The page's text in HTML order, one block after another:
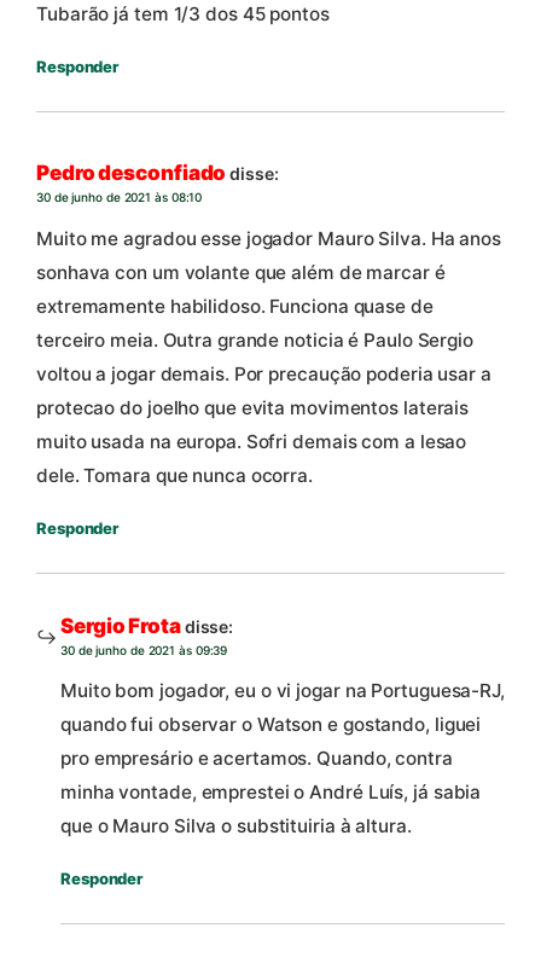
Tubarão já tem 1/3 dos 45 pontos
Responder
Pedro desconfiado disse:
30 de junho de 2021 às 08:10
Muito me agradou esse jogador Mauro Silva. Ha anos
sonhava con um volante que além de marcar é
extremamente habilidoso. Funciona quase de
terceiro meia. Outra grande noticia é Paulo Sergio
voltou a jogar demais. Por precaução poderia usar a
protecao do joelho que evita movimentos laterais
muito usada na europa. Sofri demais com a lesao
dele. Tomara que nunca ocorra.
Responder
Sergio Frotadisse:
30 de junho de 2021 às 09:39
Muito bom jogador, eu o vi jogar na Portuguesa-RJ,
quando fui observar o Watson e gostando, liguei
pro empresário e acertamos. Quando, contra
minha vontade, emprestei o André Luís, já sabia
que o Mauro Silva o substituiria à altura.
Responder